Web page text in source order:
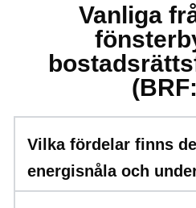
Vanliga
Vilka fördelar finns
energisnåla och